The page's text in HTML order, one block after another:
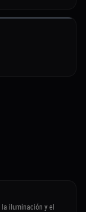
iluminación y el